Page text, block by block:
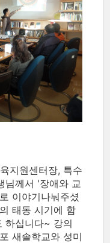
지원센터장, 특수
님께서 '장애와 교
이야기나눠주셨
태동 시기에 함
하십니다~ 강의
새솔학교와 성미